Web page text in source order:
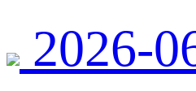
2026-